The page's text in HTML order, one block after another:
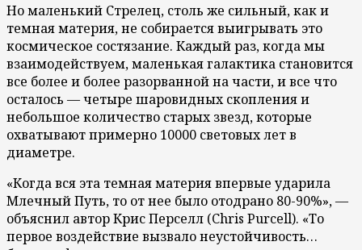
Но маленький Стрелец, столь же сильный, как и
темная материя, не собирается выигрывать это
космическое состязание. Каждый раз, когда мы
взаимодействуем, маленькая галактика становится
все более и более разорванной на части, и все что
осталось — четыре шаровидных скопления и
небольшое количество старых звезд, которые
охватывают примерно 10000 световых лет в
диаметре.
«Когда вся эта темная материя впервые ударила
Млечный Путь, то от нее было отодрано 80-90%», —
объяснил автор Крис Перселл (Chris Purcell). «То
первое воздействие вызвало неустойчивость…